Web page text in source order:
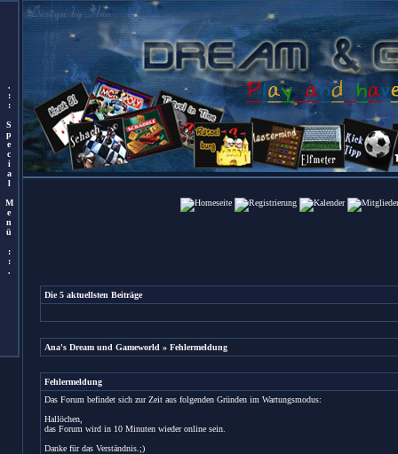
.
:
:
S
p
e
c
i
a
l
M
e
n
ü
:
:
.
Die 5 aktuellsten Beiträge
Ana's Dream und Gameworld » Fehlermeldung
Fehlermeldung
Das Forum befindet sich zur Zeit aus folgenden Gründen im Wartungsmodus:
Hallöchen,
das Forum wird in 10 Minuten wieder online sein.
Danke für das Verständnis.;)